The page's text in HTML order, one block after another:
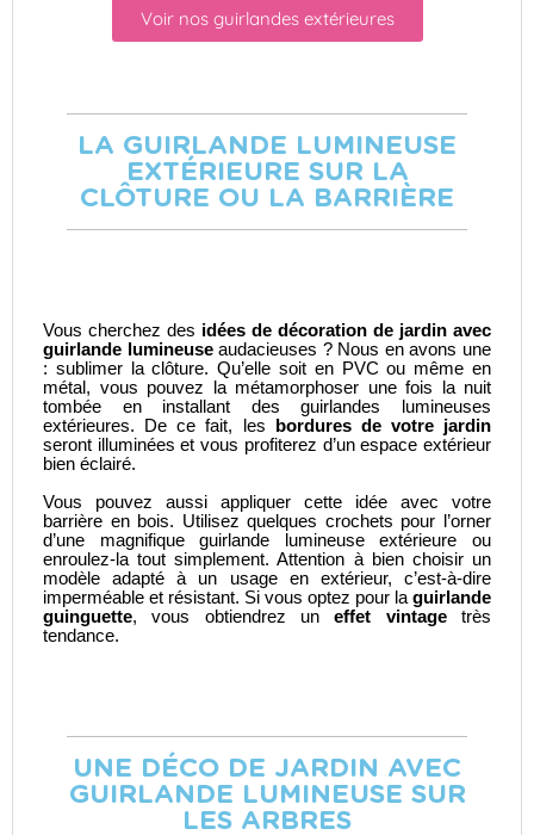
Voir nos guirlandes extérieures
LA GUIRLANDE LUMINEUSE
EXTÉRIEURE SUR LA
CLÔTURE OU LA BARRIÈRE
Vous cherchez des idées de décoration de jardin avec
guirlande lumineuseaudacieuses ? Nous en avons une
: sublimer la clôture. Qu’elle soit en PVC ou même en
métal, vous pouvez la métamorphoser une fois la nuit
tombée en installant des guirlandes lumineuses
extérieures. De ce fait, les
bordures de votre jardin
seront illuminées et vous profiterez d’un espace extérieur
bien éclairé.
Vous pouvez aussi appliquer cette idée avec votre
barrière en bois. Utilisez quelques crochets pour l’orner
d’une magnifiqueguirlande lumineuse extérieure ou
enroulez-la tout simplement. Attention à bien choisir un
modèle adapté à un usage en extérieur, c’est-à-dire
imperméable et résistant. Si vous optez pour la guirlande
guinguette, vous obtiendrez uneffet vintagetrès
tendance.
UNE DÉCO DE JARDIN AVEC
GUIRLANDE LUMINEUSE SUR
LES ARBRES